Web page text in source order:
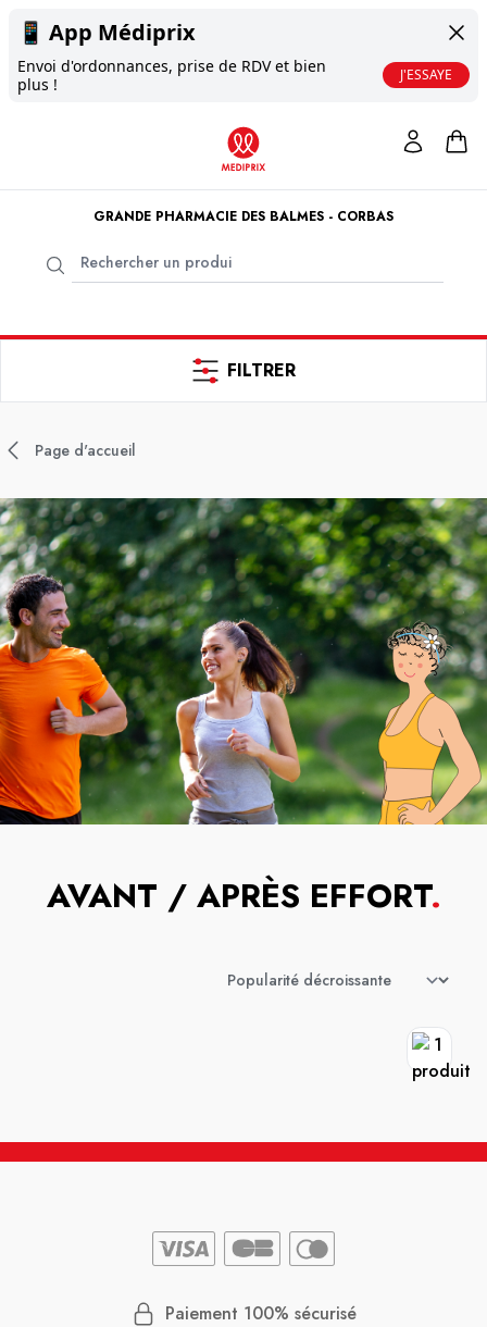
📱 App Médiprix
Envoi d'ordonnances, prise de RDV et bien
plus !
J'ESSAYE
GRANDE PHARMACIE DES BALMES - CORBAS
FILTRER
Page d'accueil
AVANT / APRÈS EFFORT.
Paiement 100% sécurisé